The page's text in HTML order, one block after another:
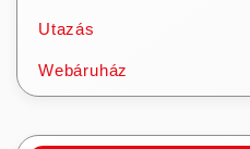
Utazás
Webáruház